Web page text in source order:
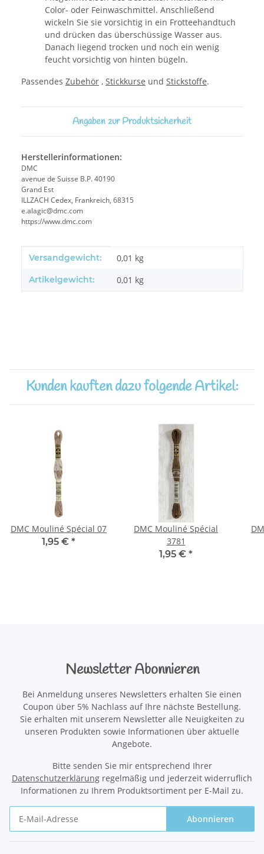
Color- oder Feinwaschmittel. Anschließend
wickeln Sie sie vorsichtig in ein Frotteehandtuch
und drücken das überschüssige Wasser aus.
Danach liegend trocken und noch ein wenig
feucht vorsichtig von hinten bügeln.
Passendes Zubehör , Stickkurse und Stickstoffe.
Angaben zur Produktsicherheit
Herstellerinformationen:
DMC
avenue de Suisse B.P. 40190
Grand Est
ILLZACH Cedex, Frankreich, 68315
e.alagic@dmc.com
https://www.dmc.com
Produkteigenschaft
Wert
Versandgewicht: 0,01 kg
Artikelgewicht: 0,01 kg
Kunden kauften dazu folgende Artikel:
DMC Mouliné Spécial 07
1,95 € *
DMC Mouliné Spécial
3781
1,95 € *
Newsletter Abonnieren
Bei Anmeldung unseres Newsletters erhalten Sie einen
Coupon über 5% Nachlass auf Ihre nächste Bestellung.
Sie erhalten mit unserem Newsletter alle Neuigkeiten zu
unseren Produkten sowie Informationen über aktuelle
Angebote.
Bitte senden Sie mir entsprechend Ihrer
Datenschutzerklärung regelmäßig und jederzeit widerruflich
Informationen zu Ihrem Produktsortiment per E-Mail zu.
Abonnieren